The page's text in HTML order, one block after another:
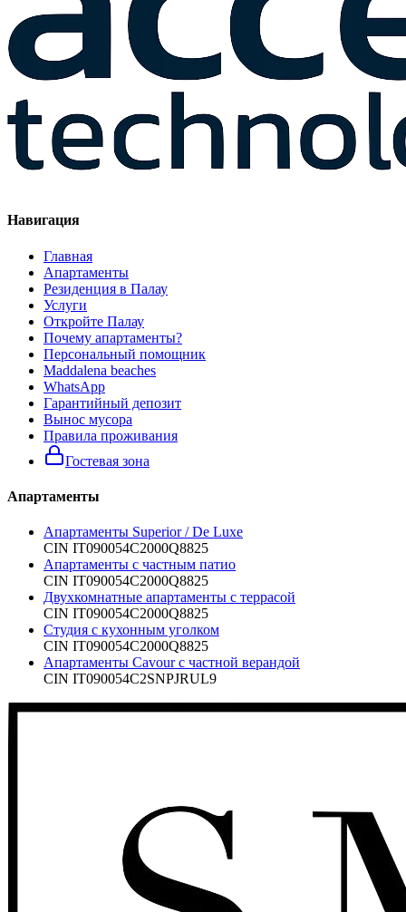
Навигация
Главная
Апартаменты
Резиденция в Палау
Услуги
Откройте Палау
Почему апартаменты?
Персональный помощник
Maddalena beaches
WhatsApp
Гарантийный депозит
Вынос мусора
Правила проживания
Гостевая зона
Апартаменты
Апартаменты Superior / De Luxe
CIN IT090054C2000Q8825
Апартаменты с частным патио
CIN IT090054C2000Q8825
Двухкомнатные апартаменты с террасой
CIN IT090054C2000Q8825
Студия с кухонным уголком
CIN IT090054C2000Q8825
Апартаменты Cavour с частной верандой
CIN IT090054C2SNPJRUL9